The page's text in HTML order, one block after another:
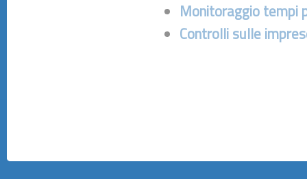
Monitoraggio tempi
Controlli sulle